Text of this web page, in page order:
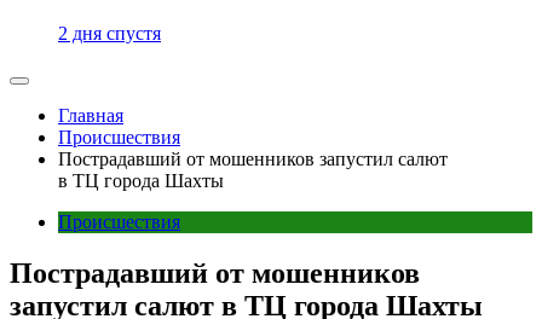
2 дня спустя
Главная
Происшествия
Пострадавший от мошенников запустил салют
в ТЦ города Шахты
Происшествия
Пострадавший от мошенников
запустил салют в ТЦ города Шахты